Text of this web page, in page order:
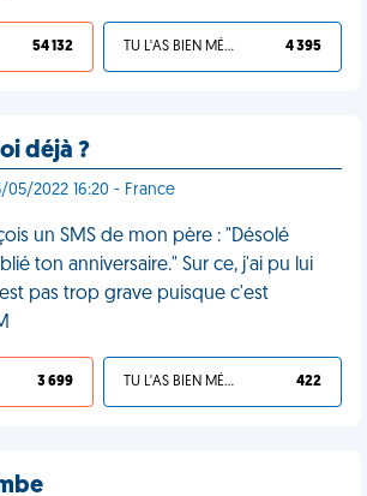
54 132 TU L'AS BIEN MÉRITÉ 4 395
déjà ?
05/2022 16:20 - France
un SMS de mon père : "Désolé
ton anniversaire." Sur ce, j'ai pu lui
pas trop grave puisque c'est
3 699 TU L'AS BIEN MÉRITÉ 422